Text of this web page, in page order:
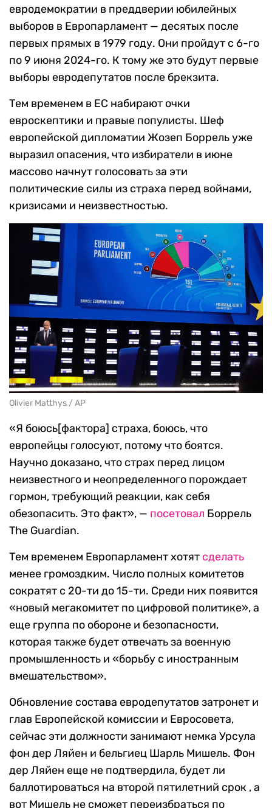
евродемократии в преддверии юбилейных
выборов в Европарламент — десятых после
первых прямых в 1979 году. Они пройдут с 6-го
по 9 июня 2024-го. К тому же это будут первые
выборы евродепутатов после брекзита.
Тем временем в ЕС набирают очки
евроскептики и правые популисты. Шеф
европейской дипломатии Жозеп Боррель уже
выразил опасения, что избиратели в июне
массово начнут голосовать за эти
политические силы из страха перед войнами,
кризисами и неизвестностью.
Olivier Matthys / AP
«Я боюсь[фактора] страха, боюсь, что
европейцы голосуют, потому что боятся.
Научно доказано, что страх перед лицом
неизвестного и неопределенного порождает
гормон, требующий реакции, как себя
обезопасить. Это факт», — посетовал Боррель
The Guardian.
Тем временем Европарламент хотят сделать
менее громоздким. Число полных комитетов
сократят с 20-ти до 15-ти. Среди них появится
«новый мегакомитет по цифровой политике», а
еще группа по обороне и безопасности,
которая также будет отвечать за военную
промышленность и «борьбу с иностранным
вмешательством».
Обновление состава евродепутатов затронет и
глав Европейской комиссии и Евросовета,
сейчас эти должности занимают немка Урсула
фон дер Ляйен и бельгиец Шарль Мишель. Фон
дер Ляйен еще не подтвердила, будет ли
баллотироваться на второй пятилетний срок , а
вот Мишель не сможет переизбраться по